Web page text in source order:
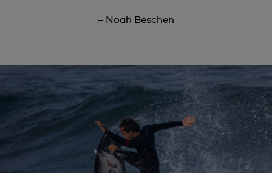
– Noah Beschen